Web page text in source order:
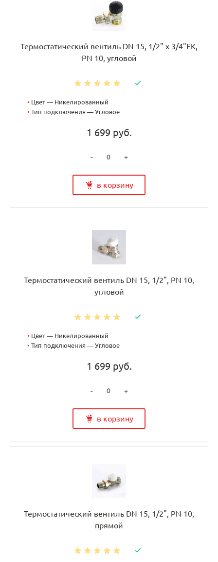
Термостатический вентиль DN 15, 1/2" х 3/4"EK,
PN 10, угловой
• Цвет — Никелированный
• Тип подключения — Угловое
1 699 руб.
- +
в корзину
Термостатический вентиль DN 15, 1/2", PN 10,
угловой
• Цвет — Никелированный
• Тип подключения — Угловое
1 699 руб.
- +
в корзину
Термостатический вентиль DN 15, 1/2", PN 10,
прямой